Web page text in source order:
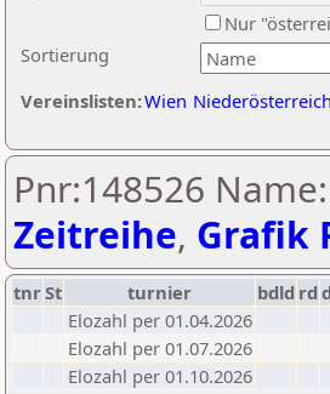
Sortierung
Nur
Vereinslisten:Wien Niederösterreich
Pnr:148526
Zeitreihe, Grafik
tnrSt turnier bdld rd
Elozahl per 01.04.2026
Elozahl per 01.07.2026
Elozahl per 01.10.2026